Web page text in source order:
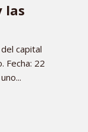
las
capital
Fecha: 22